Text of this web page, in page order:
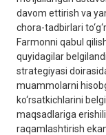
davom ettirish va
chora-tadbirlari
Farmonni qabul
quyidagilar
strategiyasi
muammolarni
ko‘rsatkichlarini
maqsadlariga
raqamlashtirish